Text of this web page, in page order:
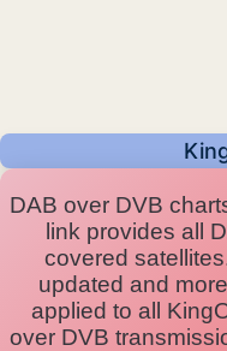
DAB over DVB
link provides all
covered
updated and
applied to all
over DVB